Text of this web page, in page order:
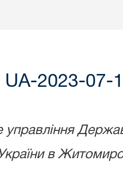
UA-2023-07-
управління
в